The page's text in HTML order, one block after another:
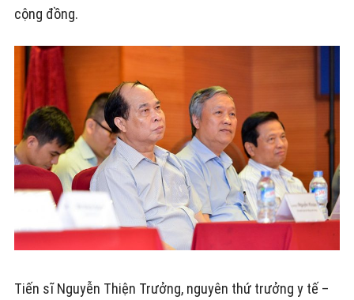
cộng đồng.
Tiến sĩ Nguyễn Thiện Trưởng, nguyên thứ trưởng y tế –